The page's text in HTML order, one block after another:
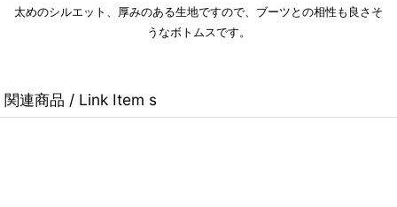
太めのシルエット、厚みのある生地ですので、ブーツとの相性も良さそ
うなボトムスです。
関連商品 / Link Item s